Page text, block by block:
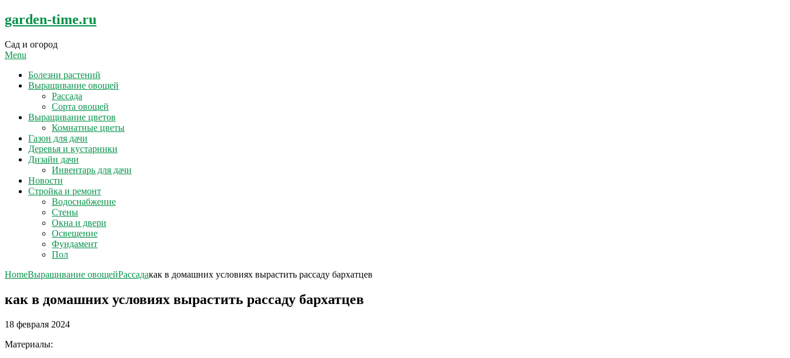
Skip
to
garden-time.ru
Сад и огород
Menu
Болезни растений
Выращивание овощей
Рассада
Сорта овощей
Выращивание цветов
Комнатные цветы
Газон для дачи
Деревья и кустарники
Дизайн дачи
Инвентарь для дачи
Новости
Стройка и ремонт
Водоснабжение
Стены
Окна и двери
Освещение
Фундамент
Пол
HomeВыращивание овощейРассадакак в домашних условиях вырастить рассаду бархатцев
как в домашних условиях вырастить рассаду бархатцев
18 февраля 2024
Материалы: